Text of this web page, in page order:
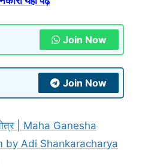
Join Now
Join Now
| Maha Ganesha
by Adi Shankaracharya